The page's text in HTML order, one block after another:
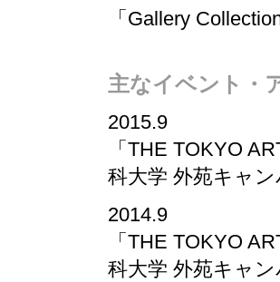
「Gallery
主なイベント・
2015.9
「THE TOKYO
科大学 外苑キャ
2014.9
「THE TOKYO
科大学 外苑キャ